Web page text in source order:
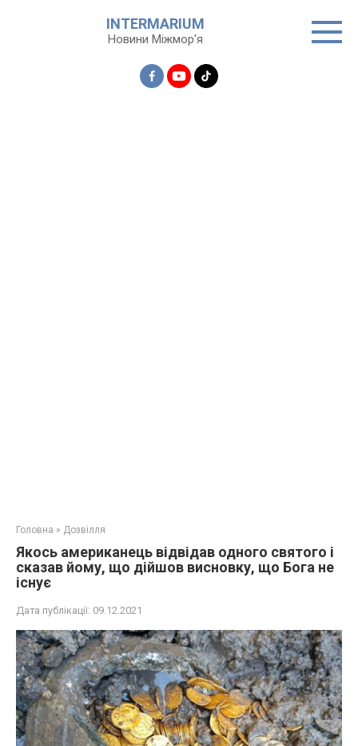
INTERMARIUM
Новини Міжмор'я
Головна » Дозвілля
Якось американець відвідав одного святого і
сказав йому, що дійшов висновку, що Бога не
існує
Дата публікації: 09.12.2021